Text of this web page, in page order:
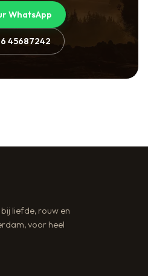
WhatsApp
6 45687242
liefde, rouw en
voor heel